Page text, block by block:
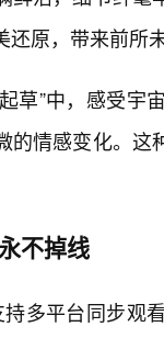
还原，带来前所
草”中，感受宇
的情感变化。
不掉线
持多平台同步观